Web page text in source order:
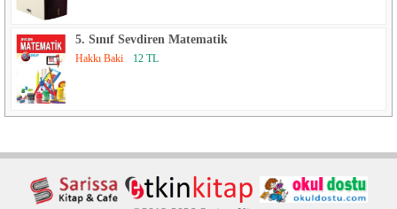
Guraba Yayınları
H Yayınları
Hayalperest Yayınevi
Haydar Şahin - Ebru Tüzel
Hayykitap
Hermes Yayınları
5. Sınıf Sevdiren Matematik
Hakkı Baki 12 TL